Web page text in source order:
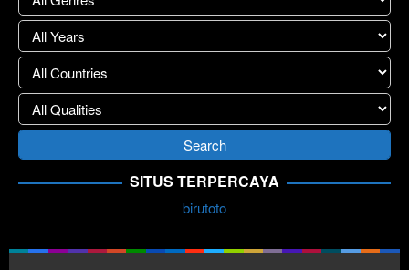
SITUS TERPERCAYA
birutoto